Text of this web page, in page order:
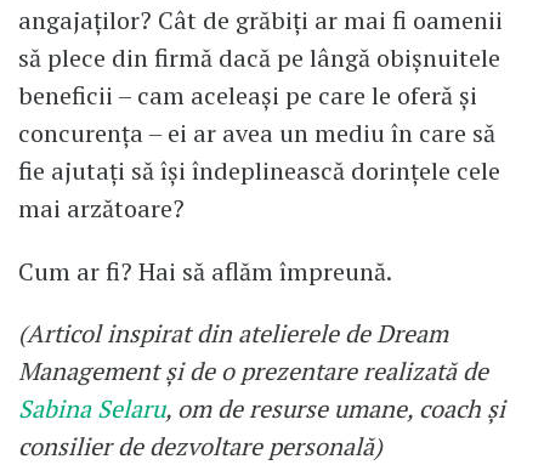
angajaţilor? Cât de grăbiţi ar mai fi oamenii
să plece din firmă dacă pe lângă obişnuitele
beneficii – cam aceleaşi pe care le oferă şi
concurenţa – ei ar avea un mediu în care să
fie ajutaţi să îşi îndeplinească dorinţele cele
mai arzătoare?
Cum ar fi? Hai să aflăm împreună.
(Articol inspirat din atelierele de Dream
Management şi de o prezentare realizată de
Sabina Selaru, om de resurse umane, coach şi
consilier de dezvoltare personală)